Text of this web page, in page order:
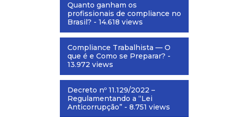
Quanto ganham os
profissionais de compliance no
Brasil? - 14.618 views
Compliance Trabalhista — O
que é e Como se Preparar? -
13.972 views
Decreto nº 11.129/2022 –
Regulamentando a “Lei
Anticorrupção” - 8.751 views